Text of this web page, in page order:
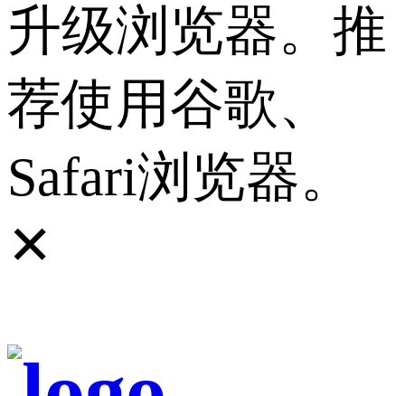
升级浏览器。推
荐使用谷歌、
Safari浏览器。
✕